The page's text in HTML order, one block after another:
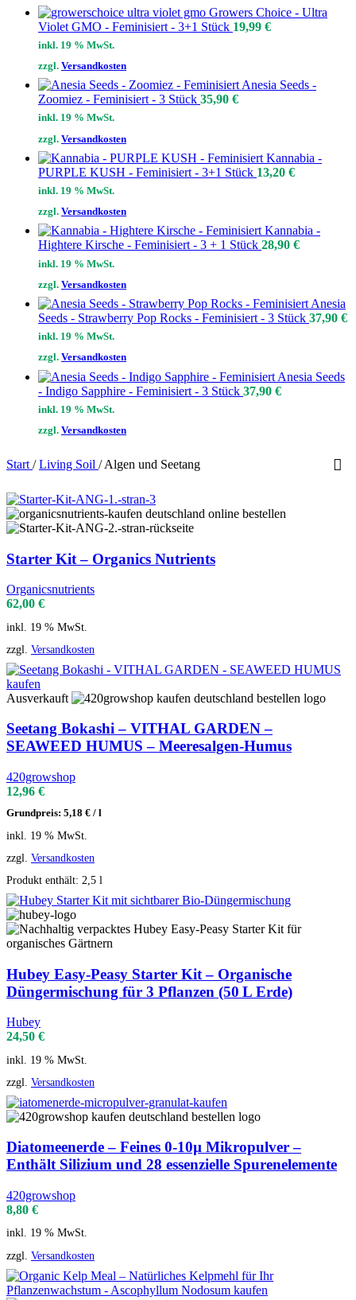
Growers Choice - Ultra
Violet GMO - Feminisiert - 3+1 Stück 19,99 €
inkl. 19 % MwSt.
zzgl. Versandkosten
Anesia Seeds -
Zoomiez - Feminisiert - 3 Stück 35,90 €
inkl. 19 % MwSt.
zzgl. Versandkosten
Kannabia -
PURPLE KUSH - Feminisiert - 3+1 Stück 13,20 €
inkl. 19 % MwSt.
zzgl. Versandkosten
Kannabia -
Hightere Kirsche - Feminisiert - 3 + 1 Stück 28,90 €
inkl. 19 % MwSt.
zzgl. Versandkosten
Anesia
Seeds - Strawberry Pop Rocks - Feminisiert - 3 Stück 37,90 €
inkl. 19 % MwSt.
zzgl. Versandkosten
Anesia Seeds
- Indigo Sapphire - Feminisiert - 3 Stück 37,90 €
inkl. 19 % MwSt.
zzgl. Versandkosten
Start / Living Soil / Algen und Seetang
Starter Kit – Organics Nutrients
Organicsnutrients
62,00 €
inkl. 19 % MwSt.
zzgl. Versandkosten
Ausverkauft
Seetang Bokashi – VITHAL GARDEN –
SEAWEED HUMUS – Meeresalgen-Humus
420growshop
12,96 €
Grundpreis: 5,18 € / l
inkl. 19 % MwSt.
zzgl. Versandkosten
Produkt enthält: 2,5 l
Hubey Easy‑Peasy Starter Kit – Organische
Düngermischung für 3 Pflanzen (50 L Erde)
Hubey
24,50 €
inkl. 19 % MwSt.
zzgl. Versandkosten
Diatomeenerde – Feines 0-10µ Mikropulver –
Enthält Silizium und 28 essenzielle Spurenelemente
420growshop
8,80 €
inkl. 19 % MwSt.
zzgl. Versandkosten